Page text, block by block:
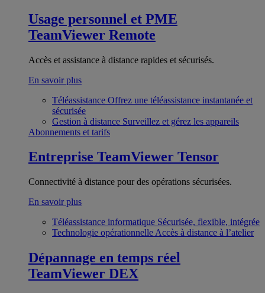
Usage personnel et PME
TeamViewer Remote
Accès et assistance à distance rapides et sécurisés.
En savoir plus
Téléassistance Offrez une téléassistance instantanée et
sécurisée
Gestion à distance Surveillez et gérez les appareils
Abonnements et tarifs
Entreprise TeamViewer Tensor
Connectivité à distance pour des opérations sécurisées.
En savoir plus
Téléassistance informatique Sécurisée, flexible, intégrée
Technologie opérationnelle Accès à distance à l’atelier
Dépannage en temps réel
TeamViewer DEX